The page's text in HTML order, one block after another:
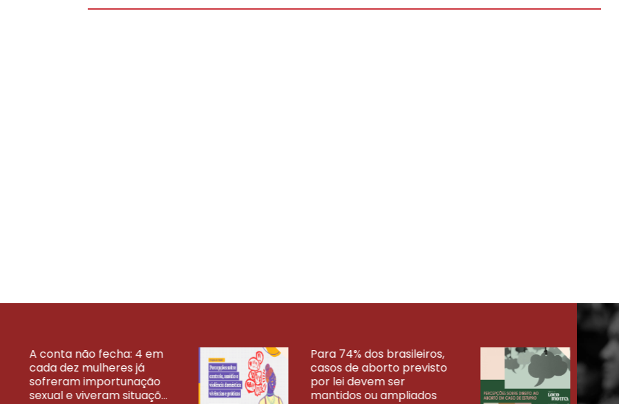
A conta não fecha: 4 em
cada dez mulheres já
sofreram importunação
sexual e viveram situaçõ...
Para 74% dos brasileiros,
casos de aborto previsto
por lei devem ser
mantidos ou ampliados
VEJA MAIS PESQUISAS